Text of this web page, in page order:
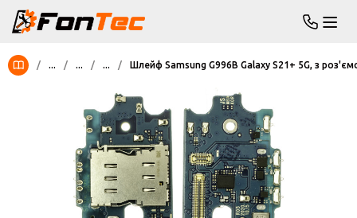
/ ... / ... / ... / Шлейф Samsung G996B Galaxy S21+ 5G, з